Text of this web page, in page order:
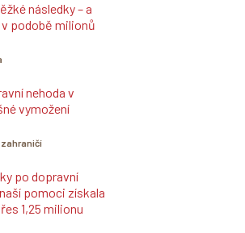
následky – a
podobě milionů
nehoda v
vymožení
zahraničí
po dopravní
pomoci získala
1,25 milionu